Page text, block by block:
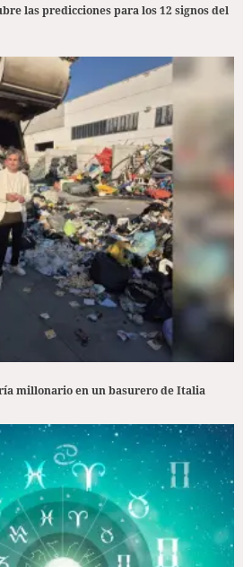
las predicciones para los 12 signos del
millonario en un basurero de Italia